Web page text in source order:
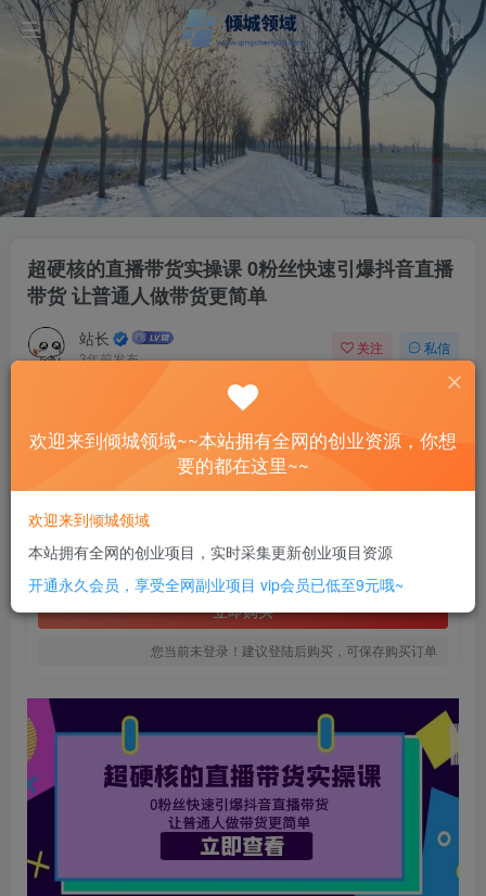
超硬核的直播带货实操课 0粉丝快速引爆抖音直播
带货 让普通人做带货更简单
站长
3年前发布
关注 私信
超硬核的直播带货实操课 0粉丝快速引爆抖音直播带货 让普通人做带货更简单
此内容为付费资源，请付费后查看
SVIP全站会员 免费
立即购买
您当前未登录！建议登陆后购买，可保存购买订单
欢迎来到倾城领域~~本站拥有全网的创业资源，你想
要的都在这里~~
欢迎来到倾城领域
本站拥有全网的创业项目，实时采集更新创业项目资源
开通永久会员，享受全网副业项目 vip会员已低至9元哦~